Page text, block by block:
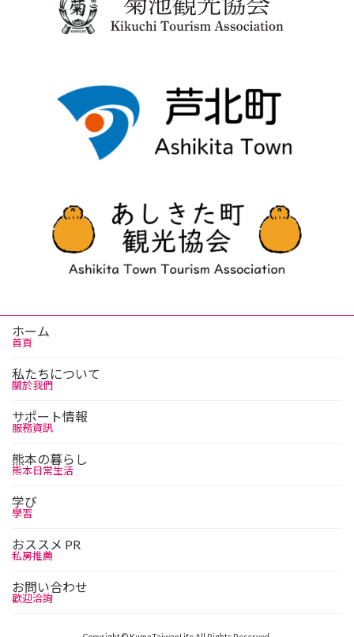
ホーム
首頁
私たちについて
關於我們
サポート情報
服務資訊
熊本の暮らし
熊本日常生活
学び
學習
おススメ PR
私房推薦
お問い合わせ
歡迎洽詢